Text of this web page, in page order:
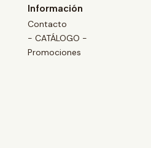
Información
Contacto
- CATÁLOGO -
Promociones